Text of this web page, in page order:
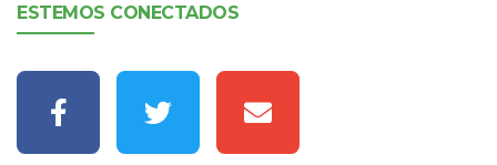
ESTEMOS CONECTADOS